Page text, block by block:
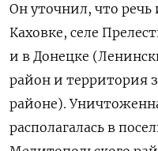
Он уточнил, что речь
Каховке, селе
и в Донецке
район и территория
районе).
располагалась в